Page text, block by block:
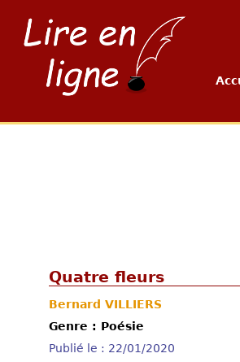
Quatre fleurs
Bernard VILLIERS
Genre : Poésie
Publié le : 22/01/2020